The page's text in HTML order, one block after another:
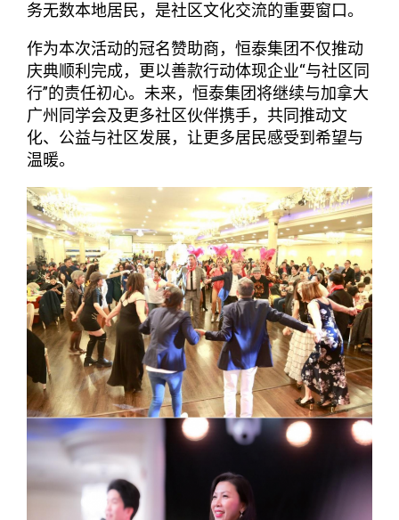
务无数本地居民，是社区文化交流的重要窗口。
作为本次活动的冠名赞助商，恒泰集团不仅推动
庆典顺利完成，更以善款行动体现企业“与社区同
行”的责任初心。未来，恒泰集团将继续与加拿大
广州同学会及更多社区伙伴携手，共同推动文
化、公益与社区发展，让更多居民感受到希望与
温暖。